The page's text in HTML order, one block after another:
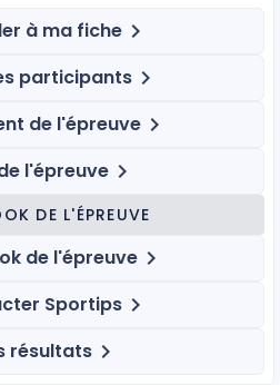
à ma fiche
participants
de l'épreuve
l'épreuve
DE L'ÉPREUVE
de l'épreuve
Sportips
résultats